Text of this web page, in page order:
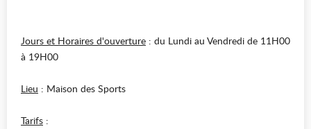
Jours et Horaires d'ouverture : du Lundi au Vendredi de 11H00
à 19H00
Lieu : Maison des Sports
Tarifs :